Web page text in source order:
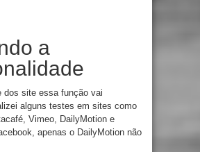
a
dos site essa função vai
alguns testes em sites como
Vimeo, DailyMotion e
apenas o DailyMotion não